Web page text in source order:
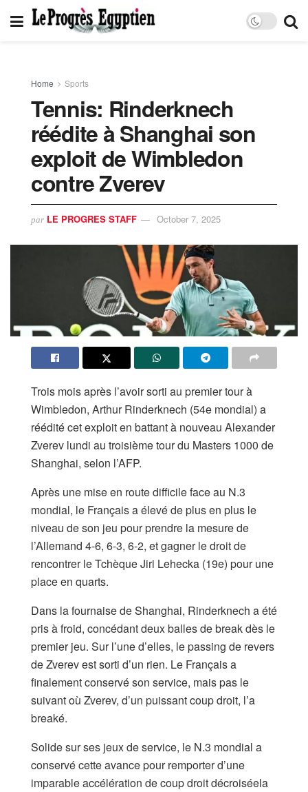
Home Sports
Tennis: Rinderknech
réédite à Shanghai son
exploit de Wimbledon
contre Zverev
par LE PROGRES STAFF October 7, 2025
Trois mois après l’avoir sorti au premier tour à
Wimbledon, Arthur Rinderknech (54e mondial) a
réédité cet exploit en battant à nouveau Alexander
Zverev lundi au troisième tour du Masters 1000 de
Shanghai, selon l’AFP.
Après une mise en route difficile face au N.3
mondial, le Français a élevé de plus en plus le
niveau de son jeu pour prendre la mesure de
l’Allemand 4-6, 6-3, 6-2, et gagner le droit de
rencontrer le Tchèque Jiri Lehecka (19e) pour une
place en quarts.
Dans la fournaise de Shanghai, Rinderknech a été
pris à froid, concédant deux balles de break dès le
premier jeu. Sur l’une d’elles, le passing de revers
de Zverev est sorti d’un rien. Le Français a
finalement conservé son service, mais pas le
suivant où Zverev, d’un puissant coup droit, l’a
breaké.
Solide sur ses jeux de service, le N.3 mondial a
conservé cette avance pour remporter d’une
imparable accélération de coup droit décroiséela